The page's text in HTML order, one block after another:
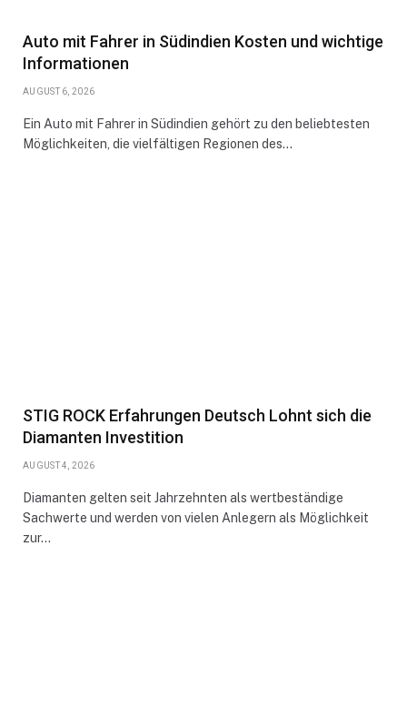
Auto mit Fahrer in Südindien Kosten und wichtige
Informationen
AUGUST 6, 2026
Ein Auto mit Fahrer in Südindien gehört zu den beliebtesten
Möglichkeiten, die vielfältigen Regionen des…
STIG ROCK Erfahrungen Deutsch Lohnt sich die
Diamanten Investition
AUGUST 4, 2026
Diamanten gelten seit Jahrzehnten als wertbeständige
Sachwerte und werden von vielen Anlegern als Möglichkeit
zur…